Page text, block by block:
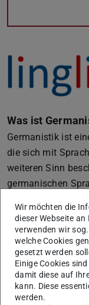
Was ist
Germanistik ist
die sich mit
weiteren Sinn
germanischen
Deutsch und die
Texte
Deutschen liegen
Was erwartet
Studiert man
beschäftigt man
Wir möchten die
dieser Webseite
verwenden wir
welche Cookies
gesetzt werden
Einige Cookies
damit diese auf
kann. Diese
werden.